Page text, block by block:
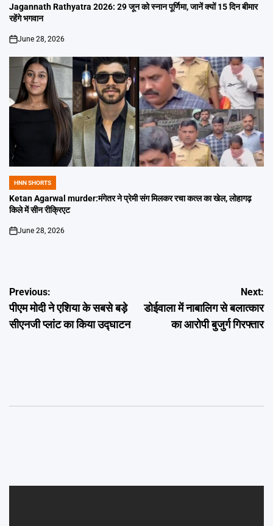
IN
Jagannath Rathyatra 2026: 29 जून को स्नान पूर्णिमा, जानें क्यों 15 दिन बीमार
रहेंगे भगवान
on
June 28, 2026
POSTED
IN
HNN SHORTS
Ketan Agarwal murder:मंगेतर ने प्रेमी संग मिलकर रचा कत्ल का खेल, लोहागढ़
किले में सीन रीक्रिएट
on
June 28, 2026
Post
navigation
Previous:
पीएम मोदी ने एशिया के सबसे बड़े
सीएनजी प्लांट का किया उद्घाटन
Next:
डोईवाला में नाबालिग से बलात्कार
का आरोपी बुजुर्ग गिरफ्तार